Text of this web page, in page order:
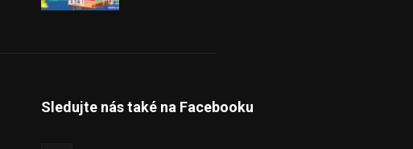
Sledujte nás také na Facebooku